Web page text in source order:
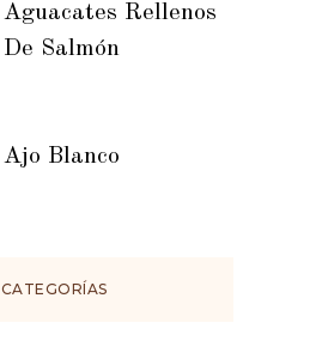
Aguacates Rellenos
De Salmón
Ajo Blanco
CATEGORÍAS